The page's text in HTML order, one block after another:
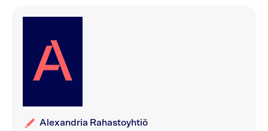
Alexandria Rahastoyhtiö